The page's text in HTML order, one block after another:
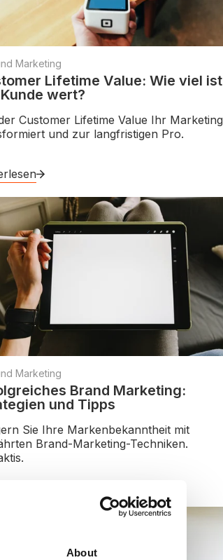
About
Marketing
Lifetime Value: Wie viel ist
wert?
Customer Lifetime Value Ihr Marketing
und zur langfristigen Pro.
Marketing
Brand Marketing:
und Tipps
Sie Ihre Markenbekanntheit mit
Brand-Marketing-Techniken.